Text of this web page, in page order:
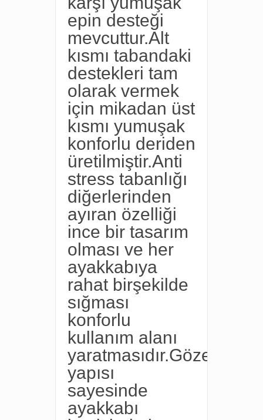
epin desteği
mevcuttur.Alt
kısmı tabandaki
destekleri tam
olarak vermek
için mikadan üst
kısmı yumuşak
konforlu deriden
üretilmiştir.Anti
stress tabanlığı
diğerlerinden
ayıran özelliği
ince bir tasarım
olması ve her
ayakkabıya
rahat birşekilde
sığması
konforlu
kullanım alanı
yaratmasıdır.Gözenekli
yapısı
sayesinde
ayakkabı